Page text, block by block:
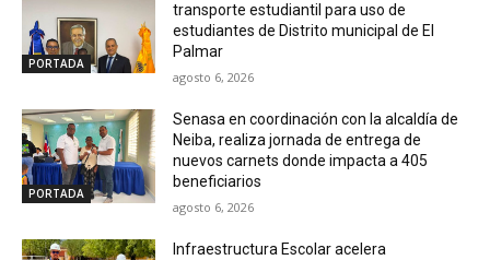
PORTADA
transporte estudiantil para uso de
estudiantes de Distrito municipal de El
Palmar
agosto 6, 2026
PORTADA
Senasa en coordinación con la alcaldía de
Neiba, realiza jornada de entrega de
nuevos carnets donde impacta a 405
beneficiarios
agosto 6, 2026
Infraestructura Escolar acelera